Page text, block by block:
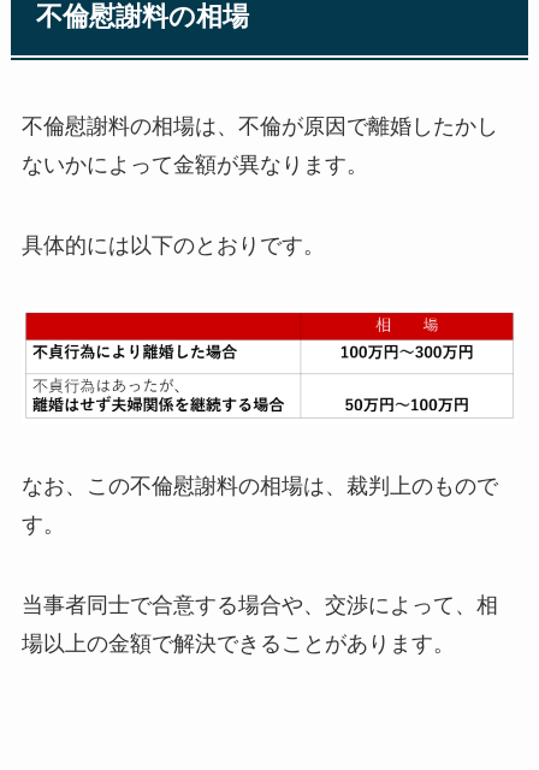
不倫慰謝料の相場
不倫慰謝料の相場は、不倫が原因で離婚したかし
ないかによって金額が異なります。
具体的には以下のとおりです。
なお、この不倫慰謝料の相場は、裁判上のもので
す。
当事者同士で合意する場合や、交渉によって、相
場以上の金額で解決できることがあります。